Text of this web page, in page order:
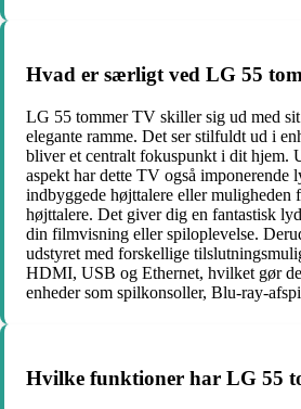
Hvad er særligt ved LG 55
LG 55 tommer TV skiller sig ud med
elegante ramme. Det ser stilfuldt ud i
bliver et centralt fokuspunkt i dit hjem.
aspekt har dette TV også imponerende
indbyggede højttalere eller muligheden
højttalere. Det giver dig en fantastisk
din filmvisning eller spiloplevelse.
udstyret med forskellige
HDMI, USB og Ethernet, hvilket gør
enheder som spilkonsoller, Blu-ray-
Hvilke funktioner har LG 55